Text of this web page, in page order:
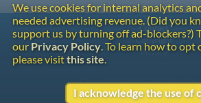
We use cookies for internal analytics
needed advertising revenue. (Did you
support us by turning off ad-blockers?)
our Privacy Policy. To learn how to opt
please visitthis site.
I acknowledge the use of
Contact
Copyright
Privacy
Copyright © 2026 The LiederNet